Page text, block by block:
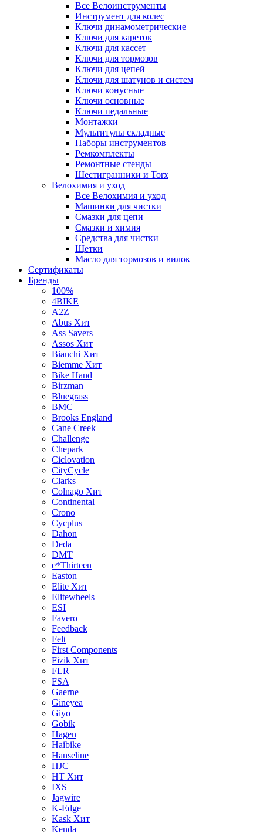
Все Велоинструменты
Инструмент для колес
Ключи динамометрические
Ключи для кареток
Ключи для кассет
Ключи для тормозов
Ключи для цепей
Ключи для шатунов и систем
Ключи конусные
Ключи основные
Ключи педальные
Монтажки
Мультитулы складные
Наборы инструментов
Ремкомплекты
Ремонтные стенды
Шестигранники и Torx
Велохимия и уход
Все Велохимия и уход
Машинки для чистки
Смазки для цепи
Смазки и химия
Средства для чистки
Щетки
Масло для тормозов и вилок
Сертификаты
Бренды
100%
4BIKE
A2Z
Abus Хит
Ass Savers
Assos Хит
Bianchi Хит
Biemme Хит
Bike Hand
Birzman
Bluegrass
BMC
Brooks England
Cane Creek
Challenge
Chepark
Ciclovation
CityCycle
Clarks
Colnago Хит
Continental
Crono
Cycplus
Dahon
Deda
DMT
e*Thirteen
Easton
Elite Хит
Elitewheels
ESI
Favero
Feedback
Felt
First Components
Fizik Хит
FLR
FSA
Gaerne
Gineyea
Giyo
Gobik
Hagen
Haibike
Hanseline
HJC
HT Хит
IXS
Jagwire
K-Edge
Kask Хит
Kenda